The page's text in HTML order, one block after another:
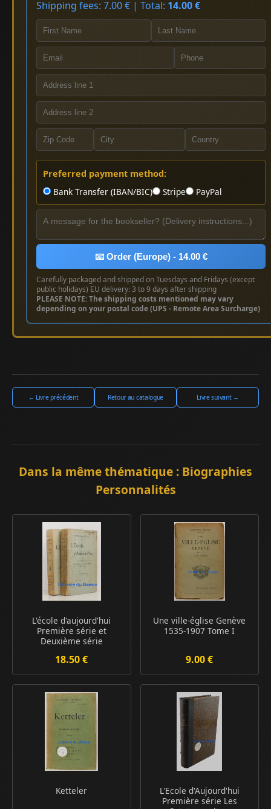
Shipping fees: 7.00 € | Total: 14.00 €
Preferred payment method:
Bank Transfer (IBAN/BIC)
Stripe PayPal
📧 Order (Europe) - 14.00 €
Carefully packaged and shipped on Tuesdays and Fridays (except
public holidays) EU delivery: 3 to 9 days after shipping
PLEASE NOTE: The shipping costs mentioned may vary
depending on your postal code (UPS - Remote Area Surcharge)
← Livre précédent Retour au catalogue Livre suivant →
Dans la même thématique : Biographies
Personnalités
L'école d'aujourd'hui
Première série et
Deuxième série
18.50 €
Une ville-église Genève
1535-1907 Tome I
9.00 €
Ketteler
L'Ecole d'Aujourd'hui
Première série Les